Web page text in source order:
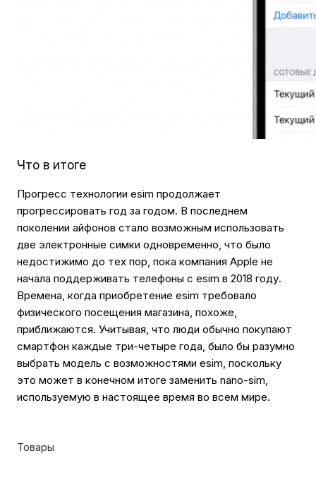
Что в итоге
Прогресс технологии esim продолжает
прогрессировать год за годом. В последнем
поколении айфонов стало возможным использовать
две электронные симки одновременно, что было
недостижимо до тех пор, пока компания Apple не
начала поддерживать телефоны с esim в 2018 году.
Времена, когда приобретение esim требовало
физического посещения магазина, похоже,
приближаются. Учитывая, что люди обычно покупают
смартфон каждые три-четыре года, было бы разумно
выбрать модель с возможностями esim, поскольку
это может в конечном итоге заменить nano-sim,
используемую в настоящее время во всем мире.
Товары